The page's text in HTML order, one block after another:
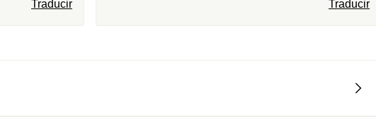
Traducir
et personnel au top ! Vraiment je vous recommande
Traducir